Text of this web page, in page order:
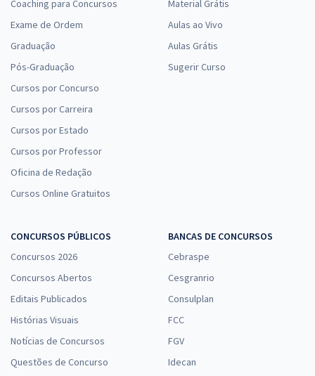
Coaching para Concursos
Exame de Ordem
Graduação
Pós-Graduação
Cursos por Concurso
Cursos por Carreira
Cursos por Estado
Cursos por Professor
Oficina de Redação
Cursos Online Gratuitos
Material Grátis
Aulas ao Vivo
Aulas Grátis
Sugerir Curso
CONCURSOS PÚBLICOS
Concursos 2026
Concursos Abertos
Editais Publicados
Histórias Visuais
Notícias de Concursos
Questões de Concurso
BANCAS DE CONCURSOS
Cebraspe
Cesgranrio
Consulplan
FCC
FGV
Idecan